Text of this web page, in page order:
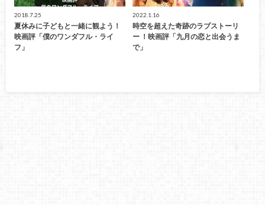
2018.7.25
夏休みに子どもと一緒に観よう！
映画評「僕のワンダフル・ライ
フ」
2022.1.16
時空を超えた奇跡のラブストーリ
ー ！映画評「九月の恋と出会うま
で」